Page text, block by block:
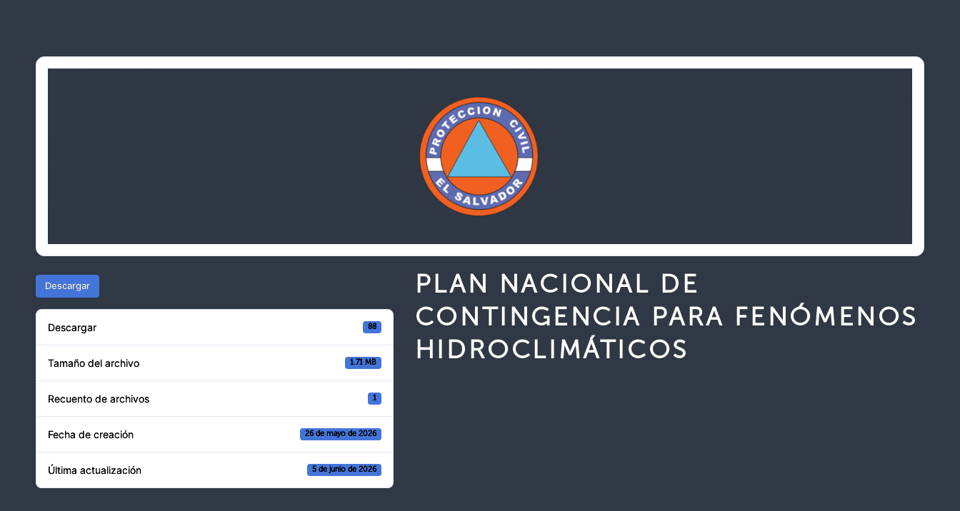
Descargar
Descargar 88
Tamaño del archivo 1.71 MB
Recuento de archivos 1
Fecha de creación 26 de mayo de 2026
Última actualización 5 de junio de 2026
PLAN NACIONAL DE
CONTINGENCIA PARA FENÓMENOS
HIDROCLIMÁTICOS